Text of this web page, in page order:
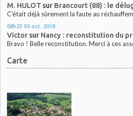
M. HULOT sur Brancourt (88) : le
C'était déjà sûrement la faute au
08h23 05 oct. 2018
Victorsur Nancy : reconstitution du
Bravo ! Belle reconstitution. Merci à ces
Carte